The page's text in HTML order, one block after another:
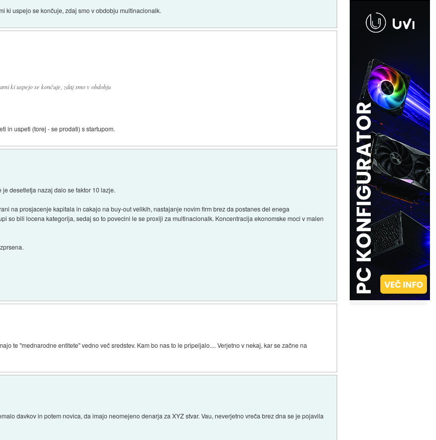
ki uspejo se končuje, zdaj smo v obdobju multinacionalk.
ki uspejo se končuje, zdaj smo v obdobju
in uspeti (torej - se prodati) s startupom.
desetletja nazaj dalo se faktor 10 lazje.
na prosjacenje kapitala in cakajo na buy-out velikih, nastajanje novim firm brez da postanes del enega
so bili locena kategorija, sedaj so to povecini le se proxiji za multinacionalk. Koncentracija ekonomske moci v malen
te "mednarodne entitete" vedno več sredstev. Kam bo nas to le pripeljalo.... Verjetno v nekaj, kar se začne na
davkov in potem novica, da imajo neomejeno denarja za XYZ stvar. Vau, neverjetno vreča brez dna se je pojavila